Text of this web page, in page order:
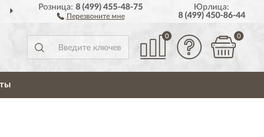
РОССИИ ПОЛНЫЙ
Розница:8 (499) 455-48-75
Перезвоните мне
Юрлица:
8 (499) 450-86-44
0 0